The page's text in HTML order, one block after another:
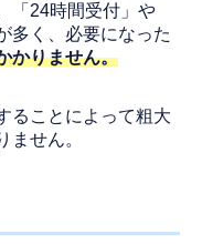
「24時間受付」や
多く、必要になった
かりません。
ることによって粗大
ません。